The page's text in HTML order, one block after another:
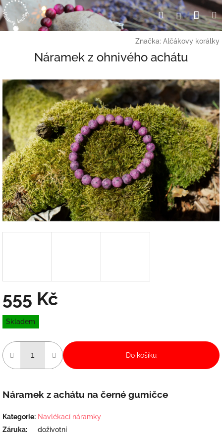
Přejít
na
obsah
HledatPřihlášení
Značka: Alčákovy korálky
Náramek z ohnivého achátu
555 Kč
Měrná
cena:
Skladem
Do košíku
Náramek z achátu na černé gumičce
Kategorie: Navlékací náramky
Záruka: doživotní